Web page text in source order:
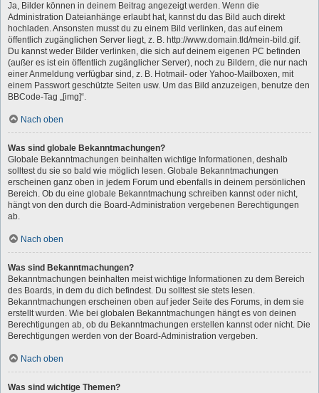
Ja, Bilder können in deinem Beitrag angezeigt werden. Wenn die
Administration Dateianhänge erlaubt hat, kannst du das Bild auch direkt
hochladen. Ansonsten musst du zu einem Bild verlinken, das auf einem
öffentlich zugänglichen Server liegt, z. B. http://www.domain.tld/mein-bild.gif.
Du kannst weder Bilder verlinken, die sich auf deinem eigenen PC befinden
(außer es ist ein öffentlich zugänglicher Server), noch zu Bildern, die nur nach
einer Anmeldung verfügbar sind, z. B. Hotmail- oder Yahoo-Mailboxen, mit
einem Passwort geschützte Seiten usw. Um das Bild anzuzeigen, benutze den
BBCode-Tag „[img]“.
Nach oben
Was sind globale Bekanntmachungen?
Globale Bekanntmachungen beinhalten wichtige Informationen, deshalb
solltest du sie so bald wie möglich lesen. Globale Bekanntmachungen
erscheinen ganz oben in jedem Forum und ebenfalls in deinem persönlichen
Bereich. Ob du eine globale Bekanntmachung schreiben kannst oder nicht,
hängt von den durch die Board-Administration vergebenen Berechtigungen
ab.
Nach oben
Was sind Bekanntmachungen?
Bekanntmachungen beinhalten meist wichtige Informationen zu dem Bereich
des Boards, in dem du dich befindest. Du solltest sie stets lesen.
Bekanntmachungen erscheinen oben auf jeder Seite des Forums, in dem sie
erstellt wurden. Wie bei globalen Bekanntmachungen hängt es von deinen
Berechtigungen ab, ob du Bekanntmachungen erstellen kannst oder nicht. Die
Berechtigungen werden von der Board-Administration vergeben.
Nach oben
Was sind wichtige Themen?